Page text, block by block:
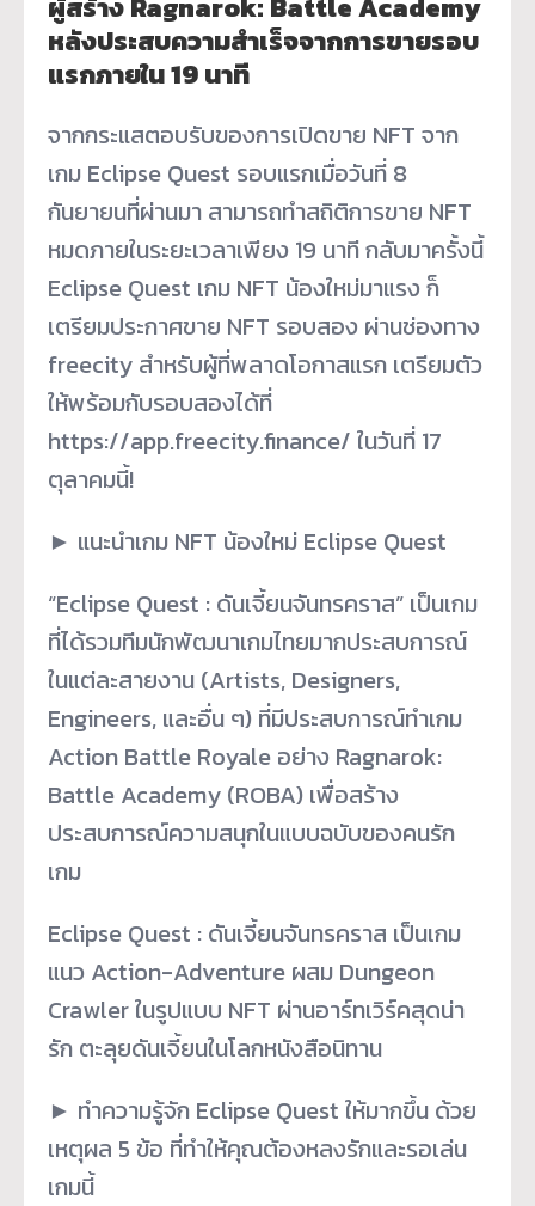
หลังประสบความสำเร็จจากการขายรอบ
แรกภายใน 19 นาที
จากกระแสตอบรับของการเปิดขาย NFT จาก
เกม Eclipse Quest รอบแรกเมื่อวันที่ 8
กันยายนที่ผ่านมา สามารถทำสถิติการขาย NFT
หมดภายในระยะเวลาเพียง 19 นาที กลับมาครั้งนี้
Eclipse Quest เกม NFT น้องใหม่มาแรง ก็
เตรียมประกาศขาย NFT รอบสอง ผ่านช่องทาง
freecity สำหรับผู้ที่พลาดโอกาสแรก เตรียมตัว
ให้พร้อมกับรอบสองได้ที่
https://app.freecity.finance/ ในวันที่ 17
ตุลาคมนี้!
► แนะนำเกม NFT น้องใหม่ Eclipse Quest
“Eclipse Quest : ดันเจี้ยนจันทรคราส” เป็นเกม
ที่ได้รวมทีมนักพัฒนาเกมไทยมากประสบการณ์
ในแต่ละสายงาน (Artists, Designers,
Engineers, และอื่น ๆ) ที่มีประสบการณ์ทำเกม
Action Battle Royale อย่าง Ragnarok:
Battle Academy (ROBA) เพื่อสร้าง
ประสบการณ์ความสนุกในแบบฉบับของคนรัก
เกม
Eclipse Quest : ดันเจี้ยนจันทรคราส เป็นเกม
แนว Action-Adventure ผสม Dungeon
Crawler ในรูปแบบ NFT ผ่านอาร์ทเวิร์คสุดน่า
รัก ตะลุยดันเจี้ยนในโลกหนังสือนิทาน
► ทำความรู้จัก Eclipse Quest ให้มากขึ้น ด้วย
เหตุผล 5 ข้อ ที่ทำให้คุณต้องหลงรักและรอเล่น
เกมนี้